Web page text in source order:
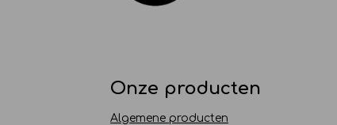
Onze producten
Algemene producten